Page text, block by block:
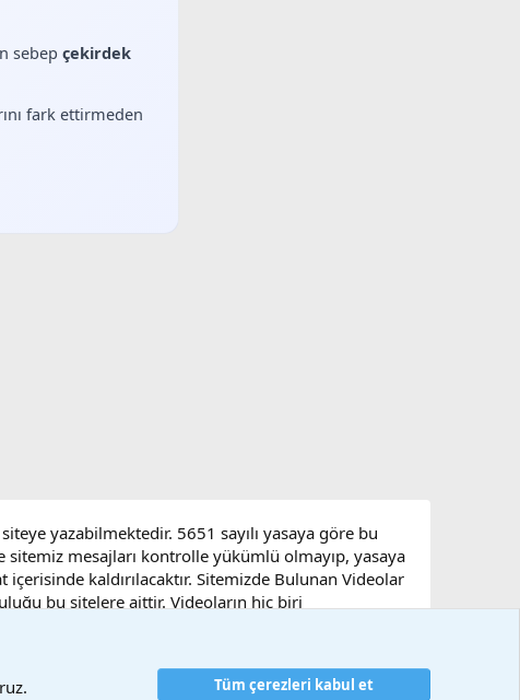
sebep çekirdek
fark ettirmeden
yazabilmektedir. 5651 sayılı yasaya göre bu
sitemiz mesajları kontrolle yükümlü olmayıp, yasaya
kaldırılacaktır. Sitemizde Bulunan Videolar
bu sitelere aittir. Videoların hiç biri
Tüm çerezleri kabul et